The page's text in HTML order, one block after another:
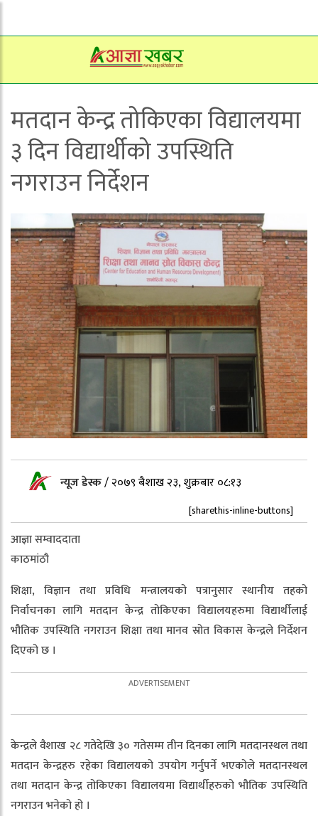
मतदान केन्द्र तोकिएका विद्यालयमा
३ दिन विद्यार्थीको उपस्थिति
नगराउन निर्देशन
न्यूज डेस्क/२०७९ बैशाख २३, शुक्रबार ०८:१३
[sharethis-inline-buttons]
आज्ञा सम्वाददाता
काठमांठौ
शिक्षा, विज्ञान तथा प्रविधि मन्त्रालयको पत्रानुसार स्थानीय तहको
निर्वाचनका लागि मतदान केन्द्र तोकिएका विद्यालयहरुमा विद्यार्थीलाई
भौतिक उपस्थिति नगराउन शिक्षा तथा मानव स्रोत विकास केन्द्रले निर्देशन
दिएको छ ।
केन्द्रले वैशाख २८ गतेदेखि ३० गतेसम्म तीन दिनका लागि मतदानस्थल तथा
मतदान केन्द्रहरु रहेका विद्यालयको उपयोग गर्नुपर्ने भएकोले मतदानस्थल
तथा मतदान केन्द्र तोकिएका विद्यालयमा विद्यार्थीहरुको भौतिक उपस्थिति
नगराउन भनेको हो ।